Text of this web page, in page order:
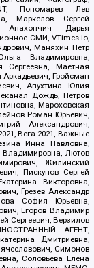
Пономарев Лев
Маркелов Сергей
Апахончич Дарья
СМИ, VTimes.io,
Маняхин Петр
Владимировна,
Маетная
Аркадьевич, Гройсман
Апухтина Юлия
Дождь, Петров
Мароховская
Роман Юрьевич,
Александрович,
Вега 2021, Важные
Инна Павловна,
Лютов
Жилинский
Пискунов Сергей
Викторовна,
Грезев Александр
София Юрьевна,
Егоров Владимир
Сергеевич, Верзилов
АГЕНТ,
Дмитриевна,
Симонов
Соловьева Елена